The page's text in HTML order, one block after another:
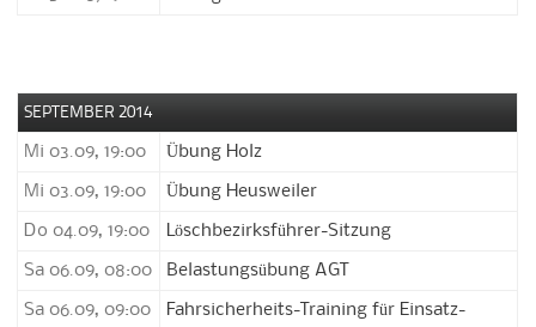
SEPTEMBER 2014
Mi 03.09, 19:00 Übung Holz
Mi 03.09, 19:00 Übung Heusweiler
Do 04.09, 19:00 Löschbezirksführer-Sitzung
Sa 06.09, 08:00 Belastungsübung AGT
Sa 06.09, 09:00
Fahrsicherheits-Training für Einsatz-